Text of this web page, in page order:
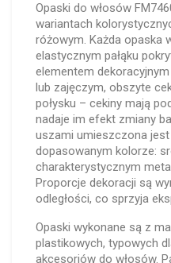
Opaski do włosów
wariantach
różowym. Każda opaska
elastycznym pałąku
elementem
lub zajęczym, obszyte
połysku – cekiny mają
nadaje im efekt zmiany
uszami umieszczona
dopasowanym kolorze:
charakterystycznym
Proporcje dekoracji są
odległości, co sprzyja
Opaski wykonane są z
plastikowych, typowych
akcesoriów do włosów.